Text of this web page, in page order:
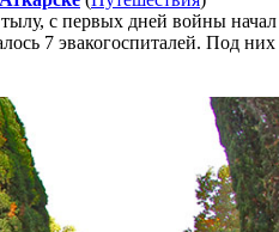
с первых дней войны начал
7 эвакогоспиталей. Под них